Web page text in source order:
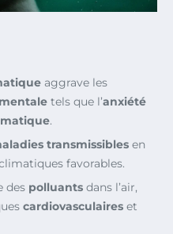
aggrave les
tels que l’anxiété
.
transmissibles en
favorables.
des polluants dans l’air,
cardiovasculaires et